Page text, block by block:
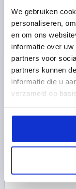
We gebruiken
personaliseren,
en om ons
informatie over
partners voor
partners kunnen
informatie die u
verzameld op
Bestelnummer:
4,88 €
plus verzendkosten
K2267 IG
T-GREEP